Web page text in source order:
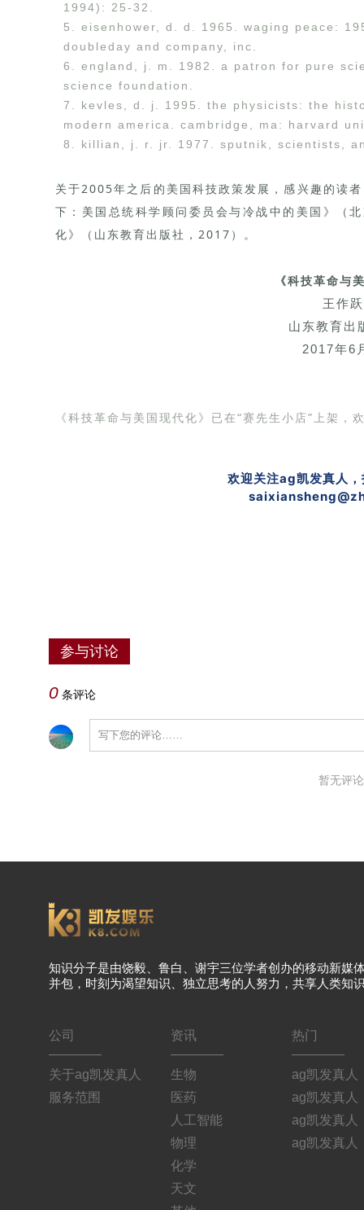
1994): 25-32.
5. eisenhower, d. d. 1965. waging peace:
doubleday and company, inc.
6. england, j. m. 1982. a patron for pure
science foundation.
7. kevles, d. j. 1995. the physicists: the
modern america. cambridge, ma: harvard
8. killian, j. r. jr. 1977. sputnik, scientists,
cambridge, ma: the mit press.
留下优秀遗产、还是错失良机. nature 432
supplement): a12-a17.
the funding of slac. historical studies in the
11. 姚蜀平等 1994. 《中国科学院》（上）. 北京
关于2005年之后的美国科技政策发展，感兴趣的读
下： 美国总统科学顾问委员会与冷战中的美国》（
化》（ 山东教育出版社，2017）。
《科技革命与
王作
山东教育出
2017年6
《科技革命与美国现代化》已在“赛先生小店”上架，
欢迎关注ag凯发真人
参与讨论
0 条评论
暂无评
知识分子是由饶毅、鲁白、谢宇三位学者创办的移动新媒
并包，时刻为渴望知识、独立思考的人努力，共享人类知
公司
关于ag凯发真人
服务范围
资讯
生物
医药
人工智能
物理
化学
天文
热门
ag凯发真人
ag凯发真人
ag凯发真人
ag凯发真人